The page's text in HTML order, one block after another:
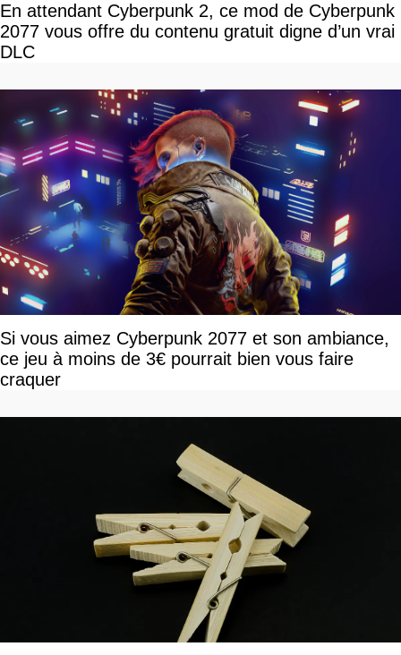
En attendant Cyberpunk 2, ce mod de Cyberpunk
2077 vous offre du contenu gratuit digne d’un vrai
DLC
Si vous aimez Cyberpunk 2077 et son ambiance,
ce jeu à moins de 3€ pourrait bien vous faire
craquer